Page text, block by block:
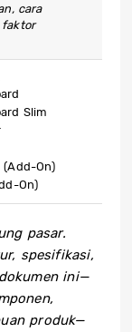
cara
faktor
Slim
(Add-On)
On)
pasar.
spesifikasi,
ini—
produk—